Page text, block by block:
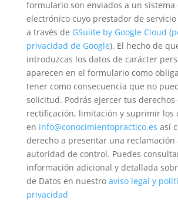
formulario son enviados a un sistema
electrónico cuyo prestador de servicio
a través de GSuiite by Google Cloud (
privacidad de Google). El hecho de
introduzcas los datos de carácter
aparecen en el formulario como
tener como consecuencia que no
solicitud. Podrás ejercer tus derechos
rectificación, limitación y suprimir los
en info@conocimientopractico.es así
derecho a presentar una reclamación
autoridad de control. Puedes
información adicional y detallada
de Datos en nuestro aviso legal y
privacidad